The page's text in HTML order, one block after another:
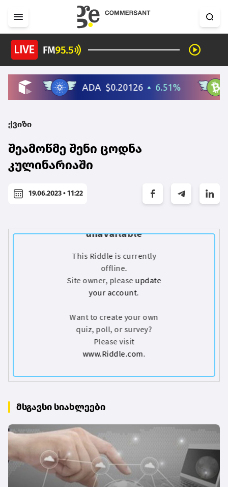
ქვიზი
შეამოწმე შენი ცოდნა
კულინარიაში
19.06.2023 • 11:22
მსგავსი სიახლეები